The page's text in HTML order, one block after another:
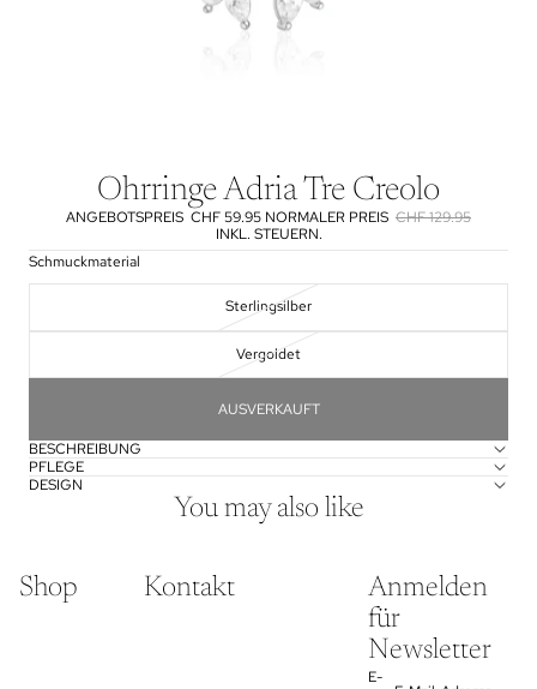
Ohrringe Adria Tre Creolo
ANGEBOTSPREIS CHF 59.95 NORMALER PREIS CHF 129.95
INKL. STEUERN.
Schmuckmaterial
Sterlingsilber
Vergoldet
AUSVERKAUFT
BESCHREIBUNG
PFLEGE
DESIGN
You may also like
Shop Kontakt
Anmelden
für
Newsletter
E-